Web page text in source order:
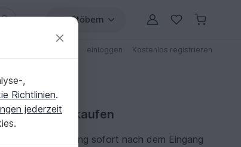
Stöbern
einloggen Kostenlos registrieren
kaufen
kannst die Anleitung sofort nach dem Eingang
,
Richtlinien.
jederzeit